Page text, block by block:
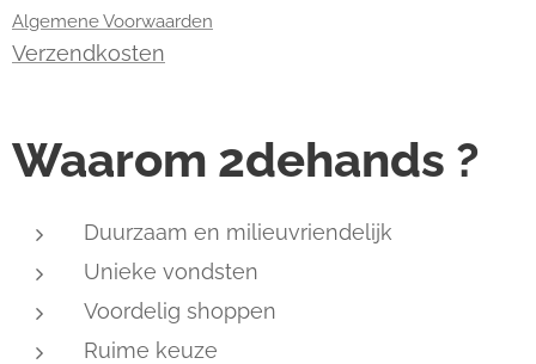
Algemene Voorwaarden
Verzendkosten
Waarom 2dehands ?
Duurzaam en milieuvriendelijk
Unieke vondsten
Voordelig shoppen
Ruime keuze